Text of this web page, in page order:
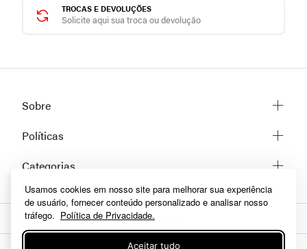
Usamos cookies em nosso site para melhorar sua experiência
de usuário, fornecer conteúdo personalizado e analisar nosso
tráfego. Política de Privacidade.
Aceitar tudo
TROCAS E DEVOLUÇÕES
Solicite aqui sua troca ou devolução
Sobre
Sobre a She
Fale conosco
Políticas
Trocas e Devoluções
Políticas de privacidade
Dúvidas frequentes
Como comprar
Categorias
Lingerie
Homewear